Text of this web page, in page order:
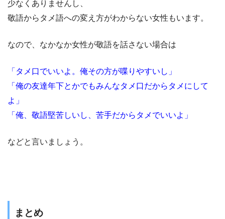
少なくありませんし、
敬語からタメ語への変え方がわからない女性もいます。
なので、なかなか女性が敬語を話さない場合は
「タメ口でいいよ。俺その方が喋りやすいし」
「俺の友達年下とかでもみんなタメ口だからタメにして
よ」
「俺、敬語堅苦しいし、苦手だからタメでいいよ」
などと言いましょう。
まとめ